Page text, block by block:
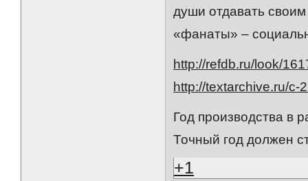
души отдавать
«фанаты» –
http://refdb.ru/look/
http://textarchive.ru/c-
Год производства в
Точный год должен
+1